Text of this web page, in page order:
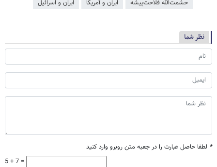
حشمت‌الله فلاحت‌پیشه ایران و آمریکا ایران و اسرائیل
نظر شما
* لطفا حاصل عبارت را در جعبه متن روبرو وارد کنید
5 + 7 =